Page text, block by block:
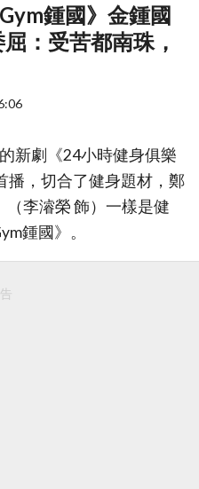
鍾國》金鍾國
：受苦都南珠，
新劇《24小時健身俱樂
播，切合了健身題材，鄭
李濬榮 飾）一樣是健
鍾國》。